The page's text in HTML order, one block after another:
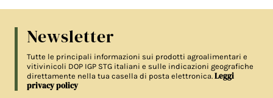
Newsletter
Tutte le principali informazioni sui prodotti agroalimentari e
vitivinicoli DOP IGP STG italiani e sulle indicazioni geografiche
direttamente nella tua casella di posta elettronica.Leggi
privacy policy